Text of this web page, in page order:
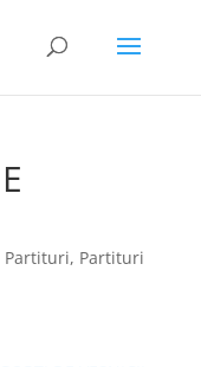
Partituri, Partituri